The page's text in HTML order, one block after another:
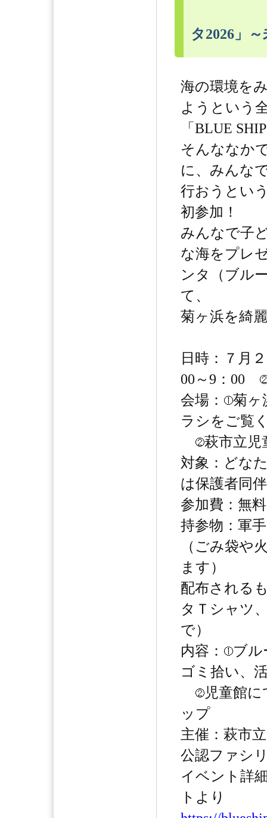
タ2026」
海の環境を
ようという
「BLUE
そんななか
に、みんな
行おうとい
初参加！
みんなで子
な海をプレ
ンタ（ブル
て、
菊ヶ浜を綺
日時：７月
00～9：00
会場：
菊ヶ
ラシをご覧
萩市立児
対象：どな
は保護者同
参加費：無料
持参物：軍
（ごみ袋や
ます）
配布される
タＴシャツ
で）
内容：
ブル
ゴミ拾い、
児童館
ップ
主催：萩市
公認ファシ
イベント詳
トより